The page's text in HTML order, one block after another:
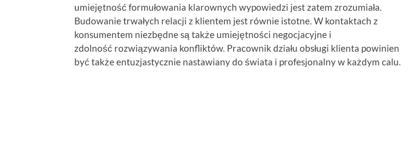
umiejętność formułowania klarownych wypowiedzi jest zatem zrozumiała.
Budowanie trwałych relacji z klientem jest równie istotne. W kontaktach z
konsumentem niezbędne są także umiejętności negocjacyjne i
zdolność rozwiązywania konfliktów. Pracownik działu obsługi klienta powinien
być także entuzjastycznie nastawiany do świata i profesjonalny w każdym calu.